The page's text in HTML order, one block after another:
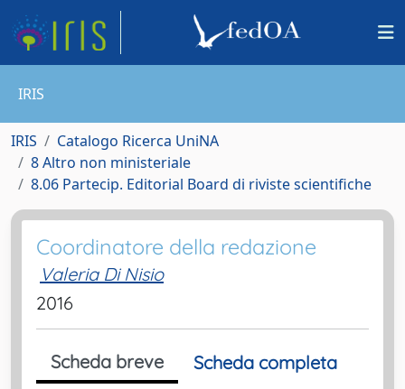
IRIS
IRIS
Catalogo Ricerca UniNA
8 Altro non ministeriale
8.06 Partecip. Editorial Board di riviste scientifiche
Coordinatore della redazione
Valeria Di Nisio
2016
Scheda breve
Scheda completa